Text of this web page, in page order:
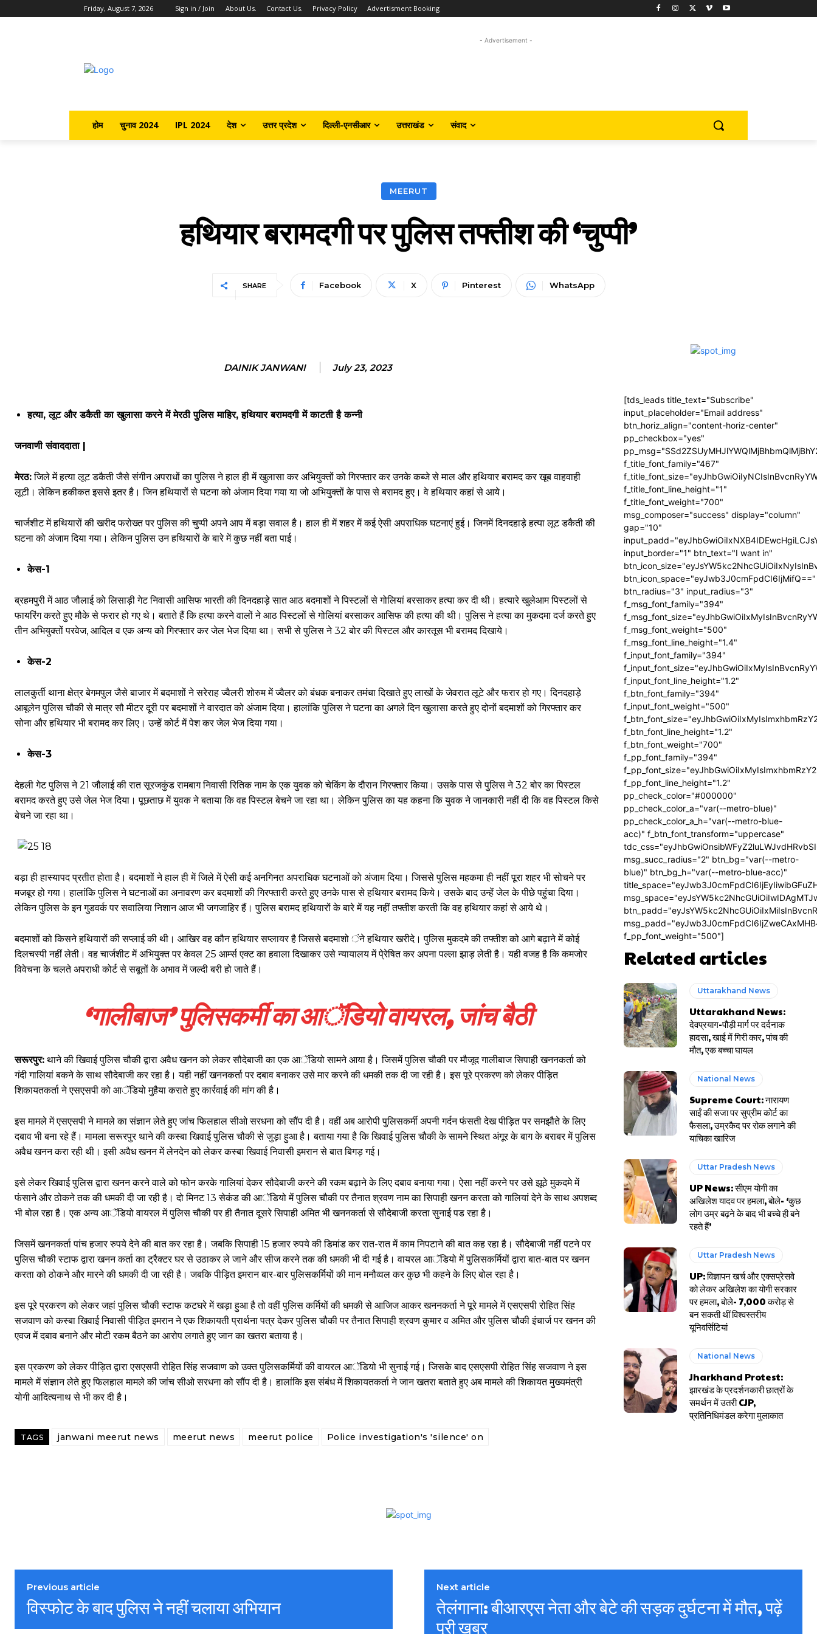
Friday, August 7, 2026 Sign in / Join About Us. Contact Us. Privacy Policy Advertisment Booking
- Advertisement -
होम चुनाव 2024 IPL 2024 देश उत्तर प्रदेश दिल्ली-एनसीआर उत्तराखंड संवाद
MEERUT
हथियार बरामदगी पर पुलिस तफ्तीश की ‘चुप्पी’
SHARE Facebook X Pinterest WhatsApp
DAINIK JANWANI July 23, 2023
हत्या, लूट और डकैती का खुलासा करने में मेरठी पुलिस माहिर, हथियार बरामदगी में काटती है कन्नी
जनवाणी संवाददाता |
मेरठ:जिले में हत्या लूट डकैती जैसे संगीन अपराधों का पुलिस ने हाल ही में खुलासा कर अभियुक्तों को गिरफ्तार कर उनके कब्जे से माल और हथियार बरामद कर खूब वाहवाही
लूटी। लेकिन हकीकत इससे इतर है। जिन हथियारों से घटना को अंजाम दिया गया या जो अभियुक्तों के पास से बरामद हुए। वे हथियार कहां से आये।
चार्जशीट में हथियारों की खरीद फरोख्त पर पुलिस की चुप्पी अपने आप में बड़ा सवाल है। हाल ही में शहर में कई ऐसी अपराधिक घटनाएं हुई। जिनमें दिनदहाड़े हत्या लूट डकैती की
घटना को अंजाम दिया गया। लेकिन पुलिस उन हथियारों के बारे में कुछ नहीं बता पाई।
केस-1
ब्रहमपुरी में आठ जौलाई को लिसाड़ी गेट निवासी आसिफ भारती की दिनदहाड़े सात आठ बदमाशों ने पिस्टलों से गोलियां बरसाकर हत्या कर दी थी। हत्यारे खुलेआम पिस्टलों से
फायरिंग करते हुए मौके से फरार हो गए थे। बताते हैं कि हत्या करने वालों ने आठ पिस्टलों से गोलियां बरसाकर आसिफ की हत्या की थी। पुलिस ने हत्या का मुकदमा दर्ज करते हुए
तीन अभियुक्तों परवेज, आदिल व एक अन्य को गिरफ्तार कर जेल भेज दिया था। सभी से पुलिस ने 32 बोर की पिस्टल और कारतूस भी बरामद दिखाये।
केस-2
लालकुर्ती थाना क्षेत्र बेगमपुल जैसे बाजार में बदमाशों ने सरेराह ज्वैलरी शोरुम में ज्वैलर को बंधक बनाकर तमंचा दिखाते हुए लाखों के जेवरात लूटे और फरार हो गए। दिनदहाड़े
आबूलेन पुलिस चौकी से मात्र सौ मीटर दूरी पर बदमाशों ने वारदात को अंजाम दिया। हालांकि पुलिस ने घटना का अगले दिन खुलासा करते हुए दोनों बदमाशों को गिरफ्तार कर
सोना और हथियार भी बरामद कर लिए। उन्हें कोर्ट में पेश कर जेल भेज दिया गया।
केस-3
देहली गेट पुलिस ने 21 जौलाई की रात सूरजकुंड रामबाग निवासी रितिक नाम के एक युवक को चेकिंग के दौरान गिरफ्तार किया। उसके पास से पुलिस ने 32 बोर का पिस्टल
बरामद करते हुए उसे जेल भेज दिया। पूछताछ में युवक ने बताया कि वह पिस्टल बेचने जा रहा था। लेकिन पुलिस का यह कहना कि युवक ने जानकारी नहीं दी कि वह पिस्टल किसे
बेचने जा रहा था।
बड़ा ही हास्यापद प्रतीत होता है। बदमाशों ने हाल ही में जिले में ऐसी कई अनगिनत अपराधिक घटनाओं को अंजाम दिया। जिससे पुलिस महकमा ही नहीं पूरा शहर भी सोचने पर
मजबूर हो गया। हालांकि पुलिस ने घटनाओं का अनावरण कर बदमाशों की गिरफ्तारी करते हुए उनके पास से हथियार बरामद किये। उसके बाद उन्हें जेल के पीछे पहुंचा दिया।
लेकिन पुलिस के इन गुडवर्क पर सवालिया निशान आज भी जगजाहिर हैं। पुलिस बरामद हथियारों के बारे में यह नहीं तफ्तीश करती कि वह हथियार कहां से आये थे।
बदमाशों को किसने हथियारों की सप्लाई की थी। आखिर वह कौन हथियार सप्लायर है जिससे बदमाशो ंने हथियार खरीदे। पुलिस मुकदमे की तफ्तीश को आगे बढ़ाने में कोई
दिलचस्पी नहीं लेती। वह चार्जशीट में अभियुक्त पर केवल 25 आर्म्स एक्ट का हवाला दिखाकर उसे न्यायालय में पे्रेषित कर अपना पल्ला झाड़ लेती है। यही वजह है कि कमजोर
विवेचना के चलते अपराधी कोर्ट से सबूतों के अभाव में जल्दी बरी हो जाते हैं।
‘गालीबाज’ पुलिसकर्मी का आॅडियो वायरल, जांच बैठी
सरूरपुर: थाने की खिवाई पुलिस चौकी द्वारा अवैध खनन को लेकर सौदेबाजी का एक आॅडियो सामने आया है। जिसमें पुलिस चौकी पर मौजूद गालीबाज सिपाही खननकर्ता को
गंदी गालियां बकने के साथ सौदेबाजी कर रहा है। यही नहीं खननकर्ता पर दबाव बनाकर उसे मार करने की धमकी तक दी जा रही है। इस पूरे प्रकरण को लेकर पीड़ित
शिकायतकर्ता ने एसएसपी को आॅडियो मुहैया कराते हुए कार्रवाई की मांग की है।
इस मामले में एसएसपी ने मामले का संज्ञान लेते हुए जांच फिलहाल सीओ सरधना को सौंप दी है। वहीं अब आरोपी पुलिसकर्मी अपनी गर्दन फंसती देख पीड़ित पर समझौते के लिए
दबाव भी बना रहे हैं। मामला सरूरपुर थाने की कस्बा खिवाई पुलिस चौकी से जुड़ा हुआ है। बताया गया है कि खिवाई पुलिस चौकी के सामने स्थित अंगूर के बाग के बराबर में पुलिस
अवैध खनन करा रही थी। इसी अवैध खनन में लेनदेन को लेकर कस्बा खिवाई निवासी इमरान से बात बिगड़ गई।
इसे लेकर खिवाई पुलिस द्वारा खनन करने वाले को फोन करके गालियां देकर सौदेबाजी करने की रकम बढ़ाने के लिए दबाव बनाया गया। ऐसा नहीं करने पर उसे झूठे मुकदमे में
फंसाने और ठोकने तक की धमकी दी जा रही है। दो मिनट 13 सेकंड की आॅडियो में पुलिस चौकी पर तैनात श्रवण नाम का सिपाही खनन करता को गालियां देने के साथ अपशब्द
भी बोल रहा है। एक अन्य आॅडियो वायरल में पुलिस चौकी पर ही तैनात दूसरे सिपाही अमित भी खननकर्ता से सौदेबाजी करता सुनाई पड रहा है।
जिसमें खननकर्ता पांच हजार रुपये देने की बात कर रहा है। जबकि सिपाही 15 हजार रुपये की डिमांड कर रात-रात में काम निपटाने की बात कह रहा है। सौदेबाजी नहीं पटने पर
पुलिस चौकी स्टाफ द्वारा खनन कर्ता का ट्रैक्टर घर से उठाकर ले जाने और सीज करने तक की धमकी भी दी गई है। वायरल आॅडियो में पुलिसकर्मियों द्वारा बात-बात पर खनन
करता को ठोकने और मारने की धमकी दी जा रही है। जबकि पीड़ित इमरान बार-बार पुलिसकर्मियों की मान मनौव्वल कर कुछ भी कहने के लिए बोल रहा है।
इस पूरे प्रकरण को लेकर जहां पुलिस चौकी स्टाफ कटघरे में खड़ा हुआ है तो वहीं पुलिस कर्मियों की धमकी से आजिज आकर खननकर्ता ने पूरे मामले में एसएसपी रोहित सिंह
सजवाण को कस्बा खिवाई निवासी पीड़ित इमरान ने एक शिकायती प्रार्थना पत्र देकर पुलिस चौकी पर तैनात सिपाही श्रवण कुमार व अमित और पुलिस चौकी इंचार्ज पर खनन की
एवज में दबाव बनाने और मोटी रकम बैठने का आरोप लगाते हुए जान का खतरा बताया है।
इस प्रकरण को लेकर पीड़ित द्वारा एसएसपी रोहित सिंह सजवाण को उक्त पुलिसकर्मियों की वायरल आॅडियो भी सुनाई गई। जिसके बाद एसएसपी रोहित सिंह सजवाण ने इस
मामले में संज्ञान लेते हुए फिलहाल मामले की जांच सीओ सरधना को सौंप दी है। हालांकि इस संबंध में शिकायतकर्ता ने जान खतरा बताते हुए अब मामले की शिकायत मुख्यमंत्री
योगी आदित्यनाथ से भी कर दी है।
TAGS janwani meerut news meerut news meerut police Police investigation's 'silence' on
[tds_leads title_text="Subscribe"
input_placeholder="Email address"
btn_horiz_align="content-horiz-center"
pp_checkbox="yes"
f_title_font_family="467"
f_title_font_line_height="1"
f_title_font_weight="700"
msg_composer="success" display="column"
gap="10"
input_border="1" btn_text="I want in"
btn_icon_space="eyJwb3J0cmFpdCI6IjMifQ=="
btn_radius="3" input_radius="3"
f_msg_font_family="394"
f_msg_font_weight="500"
f_msg_font_line_height="1.4"
f_input_font_family="394"
f_input_font_line_height="1.2"
f_btn_font_family="394"
f_input_font_weight="500"
f_btn_font_line_height="1.2"
f_btn_font_weight="700"
f_pp_font_family="394"
f_pp_font_line_height="1.2"
pp_check_color="#000000"
pp_check_color_a="var(--metro-blue)"
pp_check_color_a_h="var(--metro-blue-
acc)" f_btn_font_transform="uppercase"
msg_succ_radius="2" btn_bg="var(--metro-
blue)" btn_bg_h="var(--metro-blue-acc)"
f_pp_font_weight="500"]
Related articles
Uttarakhand News
Uttarakhand News:
देवप्रयाग-पौड़ी मार्ग पर दर्दनाक
हादसा, खाई में गिरी कार, पांच की
मौत, एक बच्चा घायल
National News
Supreme Court: नारायण
साईं की सजा पर सुप्रीम कोर्ट का
फैसला, उम्रकैद पर रोक लगाने की
याचिका खारिज
Uttar Pradesh News
UP News: सीएम योगी का
अखिलेश यादव पर हमला, बोले- ‘कुछ
लोग उम्र बढ़ने के बाद भी बच्चे ही बने
रहते हैं’
Uttar Pradesh News
UP: विज्ञापन खर्च और एक्सप्रेसवे
को लेकर अखिलेश का योगी सरकार
पर हमला, बोले- 7,000 करोड़ से
बन सकती थीं विश्वस्तरीय
यूनिवर्सिटियां
National News
Jharkhand Protest:
झारखंड के प्रदर्शनकारी छात्रों के
समर्थन में उतरी CJP,
प्रतिनिधिमंडल करेगा मुलाकात
Previous article
विस्फोट के बाद पुलिस ने नहीं चलाया अभियान
Next article
तेलंगाना: बीआरएस नेता और बेटे की सड़क दुर्घटना में मौत, पढ़ें
पूरी खबर